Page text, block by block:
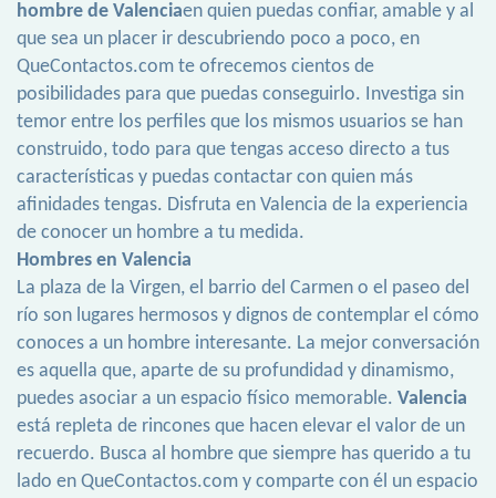
hombre de Valenciaen quien puedas confiar, amable y al
que sea un placer ir descubriendo poco a poco, en
QueContactos.com te ofrecemos cientos de
posibilidades para que puedas conseguirlo. Investiga sin
temor entre los perfiles que los mismos usuarios se han
construido, todo para que tengas acceso directo a tus
características y puedas contactar con quien más
afinidades tengas. Disfruta en Valencia de la experiencia
de conocer un hombre a tu medida.
Hombres en Valencia
La plaza de la Virgen, el barrio del Carmen o el paseo del
río son lugares hermosos y dignos de contemplar el cómo
conoces a un hombre interesante. La mejor conversación
es aquella que, aparte de su profundidad y dinamismo,
puedes asociar a un espacio físico memorable. Valencia
está repleta de rincones que hacen elevar el valor de un
recuerdo. Busca al hombre que siempre has querido a tu
lado en QueContactos.com y comparte con él un espacio